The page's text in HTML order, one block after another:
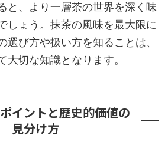
と、より一層茶の世界を深く味
しょう。抹茶の風味を最大限に
選び方や扱い方を知ることは、
大切な知識となります。
イントと歴史的価値の
見分け方